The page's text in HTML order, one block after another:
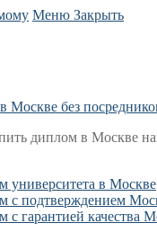
Меню Закрыть
Москве без
диплом в Москве
университета в Москве
с подтверждением
с гарантией качества